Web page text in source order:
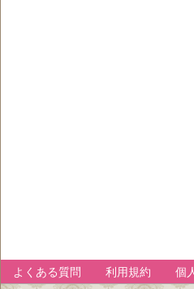
よくある質問 利用規約 個